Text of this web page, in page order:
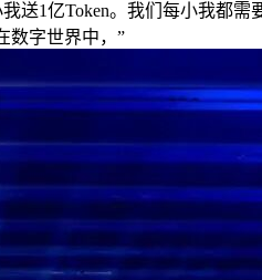
1亿Token。我们每小我都需
数字世界中，”